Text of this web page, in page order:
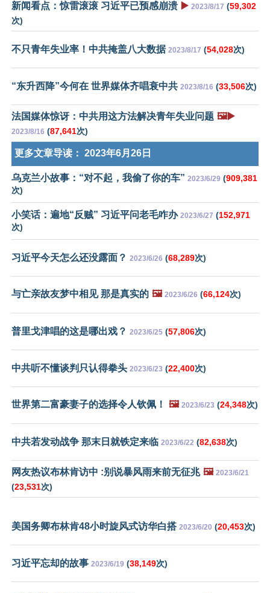
新闻看点：惊雷滚滚 习近平已预感崩溃 ▶️ 2023/8/17 (59,302
次)
不只青年失业率！中共掩盖八大数据 2023/8/17 (54,028次)
“东升西降”今何在 世界媒体齐唱衰中共 2023/8/16 (33,506次)
法国媒体惊讶：中共用这方法解决青年失业问题 🖼️▶️
2023/8/16 (87,641次)
更多文章导读： 2023年6月26日
乌克兰小故事：“对不起，我偷了你的车” 2023/6/29 (909,381
次)
小笑话：遍地“反贼” 习近平问老毛咋办 2023/6/27 (152,971
次)
习近平今天怎么还没露面？ 2023/6/26 (68,289次)
与亡亲故友梦中相见 那是真实的 🖼️ 2023/6/26 (66,124次)
普里戈津唱的这是哪出戏？ 2023/6/25 (57,806次)
中共听不懂谈判只认得拳头 2023/6/23 (22,400次)
世界第二富豪妻子的选择令人钦佩！ 🖼️ 2023/6/23 (24,348次)
中共若发动战争 那末日就铁定来临 2023/6/22 (82,638次)
网友热议布林肯访中 :别说暴风雨来前无征兆 🖼️ 2023/6/21
(23,531次)
美国务卿布林肯48小时旋风式访华白搭 2023/6/20 (20,453次)
习近平忘却的故事 2023/6/19 (38,149次)